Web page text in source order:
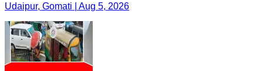
Udaipur, Gomati | Aug 5, 2026